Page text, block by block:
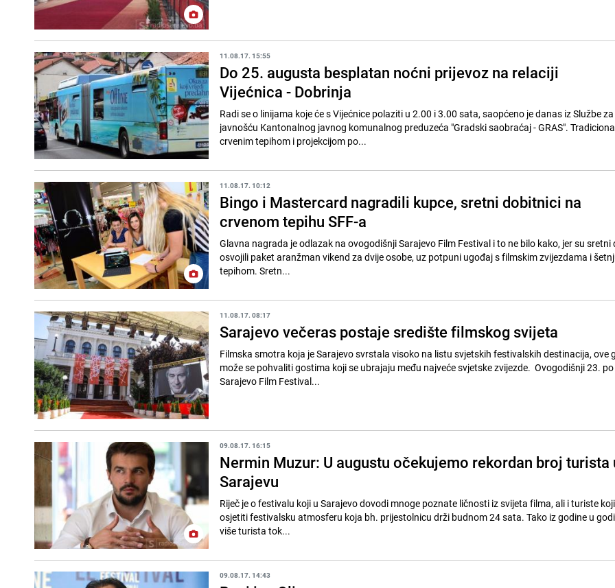
11.08.17. 15:55
Do 25. augusta besplatan noćni prijevoz na relaciji
Vijećnica - Dobrinja
Radi se o linijama koje će s Vijećnice polaziti u 2.00 i 3.00 sata, saopćeno je danas iz Službe
javnošću Kantonalnog javnog komunalnog preduzeća "Gradski saobraćaj - GRAS".
crvenim tepihom i projekcijom po...
11.08.17. 10:12
Bingo i Mastercard nagradili kupce, sretni dobitnici na
crvenom tepihu SFF-a
Glavna nagrada je odlazak na ovogodišnji Sarajevo Film Festival i to ne bilo kako, jer su sretni
osvojili paket aranžman vikend za dvije osobe, uz potpuni ugođaj s filmskim zvijezdama i
tepihom. Sretn...
11.08.17. 08:17
Sarajevo večeras postaje središte filmskog svijeta
Filmska smotra koja je Sarajevo svrstala visoko na listu svjetskih festivalskih destinacija, ove
može se pohvaliti gostima koji se ubrajaju među najveće svjetske zvijezde. Ovogodišnji 23.
Sarajevo Film Festival...
09.08.17. 16:15
Nermin Muzur: U augustu očekujemo rekordan broj turista
Sarajevu
Riječ je o festivalu koji u Sarajevo dovodi mnoge poznate ličnosti iz svijeta filma, ali i turiste
osjetiti festivalsku atmosferu koja bh. prijestolnicu drži budnom 24 sata. Tako iz godine u
više turista tok...
09.08.17. 14:43